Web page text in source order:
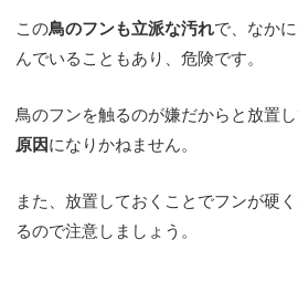
この鳥のフンも立派な汚れで、なか
んでいることもあり、危険です。
鳥のフンを触るのが嫌だからと放置し
原因になりかねません。
また、放置しておくことでフンが硬
るので注意しましょう。